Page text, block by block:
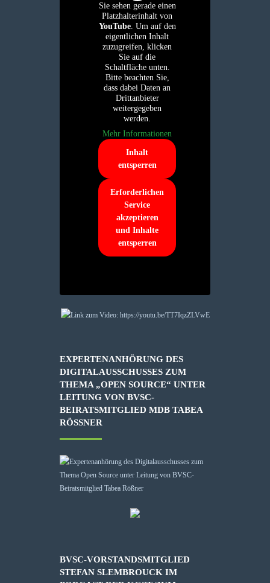
Sie sehen gerade einen
Platzhalterinhalt von
YouTube. Um auf den
eigentlichen Inhalt
zuzugreifen, klicken
Sie auf die
Schaltfläche unten.
Bitte beachten Sie,
dass dabei Daten an
Drittanbieter
weitergegeben
werden.
Mehr Informationen
Inhalt
entsperren
Erforderlichen
Service
akzeptieren
und Inhalte
entsperren
EXPERTENANHÖRUNG DES
DIGITALAUSSCHUSSES ZUM
THEMA „OPEN SOURCE“ UNTER
LEITUNG VON BVSC-
BEIRATSMITGLIED MDB TABEA
RÖSSNER
BVSC-VORSTANDSMITGLIED
STEFAN SLEMBROUCK IM